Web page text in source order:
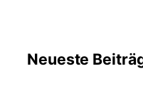
Neueste